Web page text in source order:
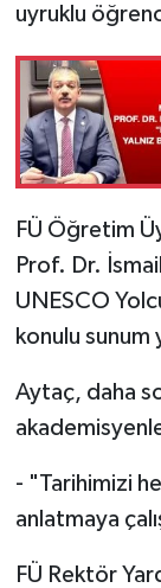
uyruklu
FÜ Öğretim
Prof. Dr.
UNESCO
konulu sunum
Aytaç, daha
- "Tarihimizi
anlatmaya
FÜ Rektör
YAŞAM